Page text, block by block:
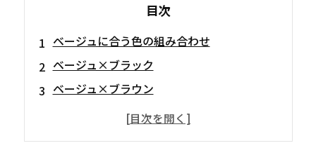
目次
ベージュに合う色の組み合わせ
ベージュ×ブラック
ベージュ×ブラウン
ベージュ×ナチュラル素材